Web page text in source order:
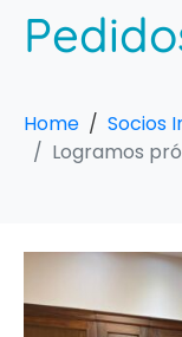
Home
Socios
Logramos